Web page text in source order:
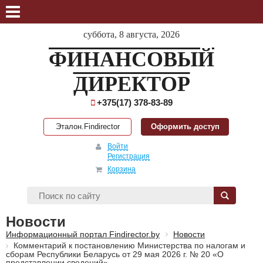
суббота, 8 августа, 2026
ФИНАНСОВЫЙ
ДИРЕКТОР
+375(17) 378-83-89
Эталон.Findirector Оформить доступ
Войти
Регистрация
Корзина
Новости
Информационный портал Findirector.by
Новости
Комментарий к постановлению Министерства по налогам и
сборам Республики Беларусь от 29 мая 2026 г. № 20 «О